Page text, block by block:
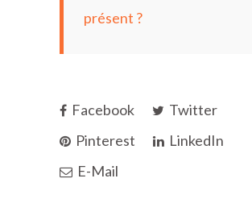
présent ?
Facebook
Twitter
Pinterest
LinkedIn
E-Mail